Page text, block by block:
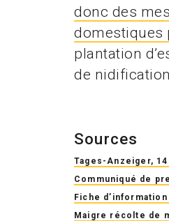
donc des
domestiques
plantation
de
Sources
Tages-Anzeiger,
Communiqué de
Fiche
Maigre récolte de